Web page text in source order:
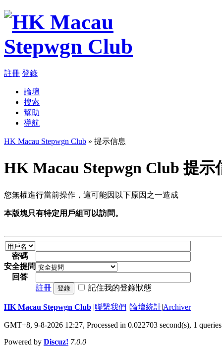
註冊 登錄
論壇
搜索
幫助
導航
HK Macau Stepwgn Club » 提示信息
HK Macau Stepwgn Club 提示
您無權進行當前操作，這可能因以下原因之一造成
本版塊只有特定用戶組可以訪問。
密碼
安全提問
回答
註冊
登錄 記住我的登錄狀態
HK Macau Stepwgn Club |聯繫我們 |論壇統計|Archiver
GMT+8, 9-8-2026 12:27, Processed in 0.022703 second(s), 1 queries
Powered by Discuz! 7.0.0